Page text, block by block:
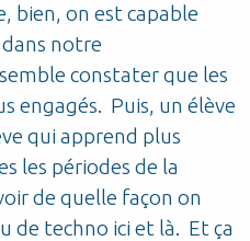
bien, on est capable
notre
constater que les
engagés. Puis, un élève
qui apprend plus
les périodes de la
de quelle façon on
de techno ici et là. Et ça